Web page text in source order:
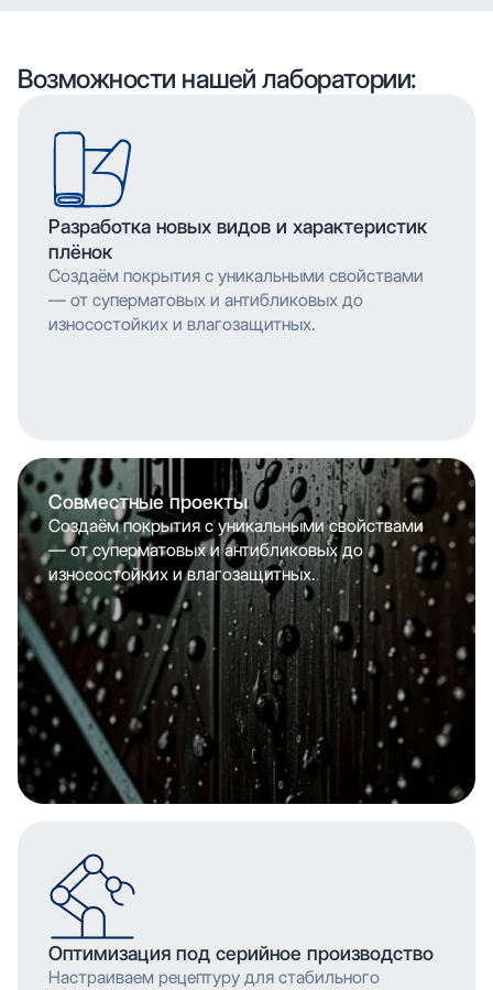
долговечность изображения.
мельчайшими деталями. Многослойное нанесение
обеспечивает насыщенность цвета и
Возможности нашей лаборатории:
Разработка новых видов и характеристик
плёнок
Создаём покрытия с уникальными свойствами
— от суперматовых и антибликовых до
износостойких и влагозащитных.
Совместные проекты
Создаём покрытия с уникальными свойствами
— от суперматовых и антибликовых до
износостойких и влагозащитных.
Оптимизация под серийное производство
Настраиваем рецептуру для стабильного